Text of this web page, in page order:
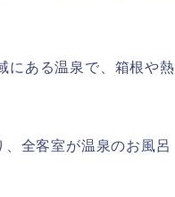
にある温泉で、箱根や熱
全客室が温泉のお風呂